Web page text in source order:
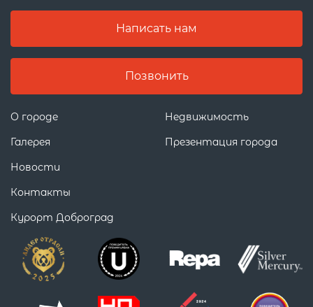
О городе
Недвижимость
Галерея
Новости
Контакты
Курорт Доброград
Презентация города
Написать нам
Позвонить